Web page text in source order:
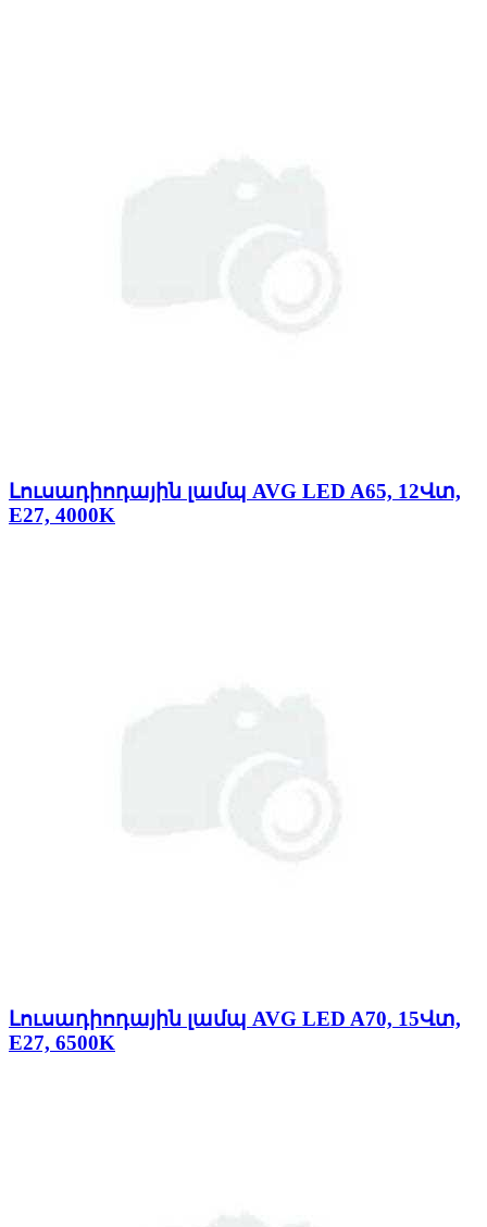
Լուսադիոդային լամպ AVG LED A65, 12Վտ,
E27, 4000K
Լուսադիոդային լամպ AVG LED A70, 15Վտ,
E27, 6500K